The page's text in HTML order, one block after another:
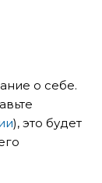
о себе.
), это будет